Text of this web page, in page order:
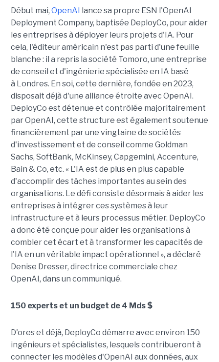
Début mai, OpenAI lance sa propre ESN l'OpenAI
Deployment Company, baptisée DeployCo, pour aider
les entreprises à déployer leurs projets d'IA. Pour
cela, l'éditeur américain n'est pas parti d'une feuille
blanche : il a repris la société Tomoro, une entreprise
de conseil et d'ingénierie spécialisée en IA basé
à Londres. En soi, cette dernière, fondée en 2023,
disposait déjà d'une alliance étroite avec OpenAI.
DeployCo est détenue et contrôlée majoritairement
par OpenAI, cette structure est également soutenue
financièrement par une vingtaine de sociétés
d'investissement et de conseil comme Goldman
Sachs, SoftBank, McKinsey, Capgemini, Accenture,
Bain & Co, etc. « L'IA est de plus en plus capable
d'accomplir des tâches importantes au sein des
organisations. Le défi consiste désormais à aider les
entreprises à intégrer ces systèmes à leur
infrastructure et à leurs processus métier. DeployCo
a donc été conçue pour aider les organisations à
combler cet écart et à transformer les capacités de
l'IA en un véritable impact opérationnel », a déclaré
Denise Dresser, directrice commerciale chez
OpenAI, dans un communiqué.
150 experts et un budget de 4 Mds $
D'ores et déjà, DeployCo démarre avec environ 150
ingénieurs et spécialistes, lesquels contribueront à
connecter les modèles d'OpenAI aux données, aux